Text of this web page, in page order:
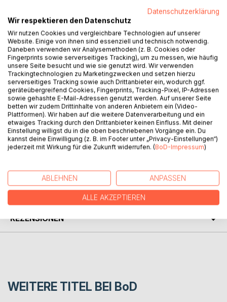
BESCHREIBUNG
In diesem ersten einführenden Band der Hüter des Alten
Weges: Pagan Warrior-Reihe wird die Pagan Warrior-Lehre
erstmals der Öffentlichkeit vorgestellt. Mit wissenswerten
Infos, Übungen und Rezepten kann der Leser unmittelbar
die Kraft der Natur erfahren und seine Lebensqualität
verbessern. Zahlreiche stimmungsvolle Farbfotos
verdeutlichen das geschriebene Wort.
PRESSESTIMMEN
REZENSIONEN
WEITERE TITEL BEI BoD
Datenschutzerklärung
Wir respektieren den Datenschutz
Wir nutzen Cookies und vergleichbare Technologien auf unserer
Website. Einige von ihnen sind essenziell und technisch notwendig.
Daneben verwenden wir Analysemethoden (z. B. Cookies oder
Fingerprints sowie serverseitiges Tracking), um zu messen, wie häufig
unsere Seite besucht und wie sie genutzt wird. Wir verwenden
Trackingtechnologien zu Marketingzwecken und setzen hierzu
serverseitiges Tracking sowie auch Drittanbieter ein, wodurch ggf.
geräteübergreifend Cookies, Fingerprints, Tracking-Pixel, IP-Adressen
sowie gehashte E-Mail-Adressen genutzt werden. Auf unserer Seite
betten wir zudem Drittinhalte von anderen Anbietern ein (Video-
Plattformen). Wir haben auf die weitere Datenverarbeitung und ein
etwaiges Tracking durch den Drittanbieter keinen Einfluss. Mit deiner
Einstellung willigst du in die oben beschriebenen Vorgänge ein. Du
kannst deine Einwilligung (z. B. im Footer unter „Privacy-Einstellungen“)
jederzeit mit Wirkung für die Zukunft widerrufen. (BoD-Impressum)
ABLEHNEN ANPASSEN
ALLE AKZEPTIEREN